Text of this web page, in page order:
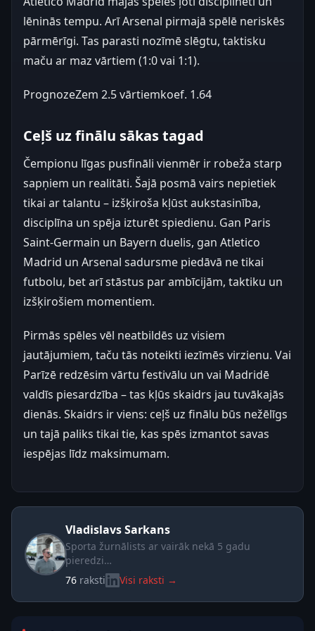
lēninās tempu. Arī Arsenal pirmajā spēlē neriskēs
pārmērīgi. Tas parasti nozīmē slēgtu, taktisku
maču ar maz vārtiem (1:0 vai 1:1).
PrognozeZem 2.5 vārtiemkoef. 1.64
Ceļš uz finālu sākas tagad
Čempionu līgas pusfināli vienmēr ir robeža starp
sapņiem un realitāti. Šajā posmā vairs nepietiek
tikai ar talantu – izšķiroša kļūst aukstasinība,
disciplīna un spēja izturēt spiedienu. Gan Paris
Saint-Germain un Bayern duelis, gan Atletico
Madrid un Arsenal sadursme piedāvā ne tikai
futbolu, bet arī stāstus par ambīcijām, taktiku un
izšķirošiem momentiem.
Pirmās spēles vēl neatbildēs uz visiem
jautājumiem, taču tās noteikti iezīmēs virzienu. Vai
Parīzē redzēsim vārtu festivālu un vai Madridē
valdīs piesardzība – tas kļūs skaidrs jau tuvākajās
dienās. Skaidrs ir viens: ceļš uz finālu būs nežēlīgs
un tajā paliks tikai tie, kas spēs izmantot savas
iespējas līdz maksimumam.
Vladislavs Sarkans
Sporta žurnālists ar vairāk nekā 5 gadu
pieredzi…
76 raksti Visi raksti →